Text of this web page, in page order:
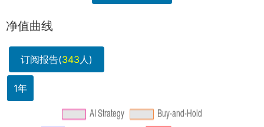
净值曲线
订阅报告(343人)
1年